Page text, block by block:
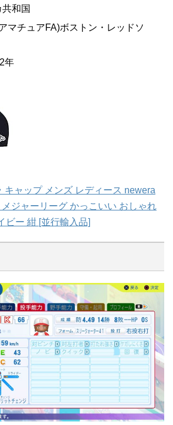
和国
マチュアFA)ボストン・レッドソ
年
キャップ メンズ レディース newera
ジャーリーグ かっこいい おしゃれ
ビー 紺 [並行輸入品]